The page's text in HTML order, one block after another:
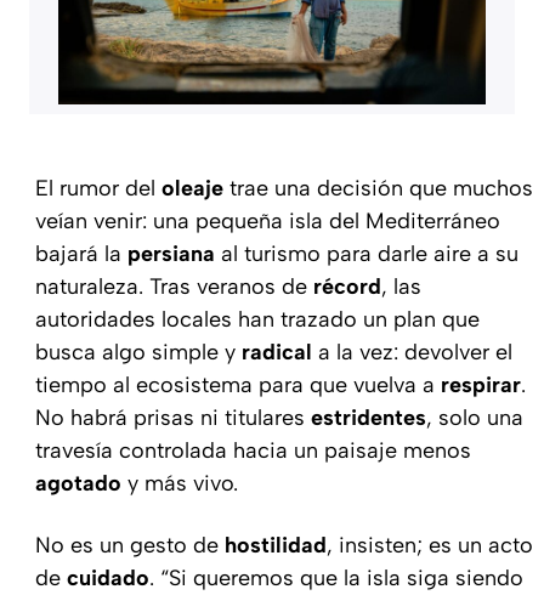
El rumor del oleaje trae una decisión que muchos
veían venir: una pequeña isla del Mediterráneo
bajará la persiana al turismo para darle aire a su
naturaleza. Tras veranos de récord, las
autoridades locales han trazado un plan que
busca algo simple y radical a la vez: devolver el
tiempo al ecosistema para que vuelva a respirar.
No habrá prisas ni titulares estridentes, solo una
travesía controlada hacia un paisaje menos
agotado y más vivo.
No es un gesto de hostilidad, insisten; es un acto
de cuidado. “Si queremos que la isla siga siendo